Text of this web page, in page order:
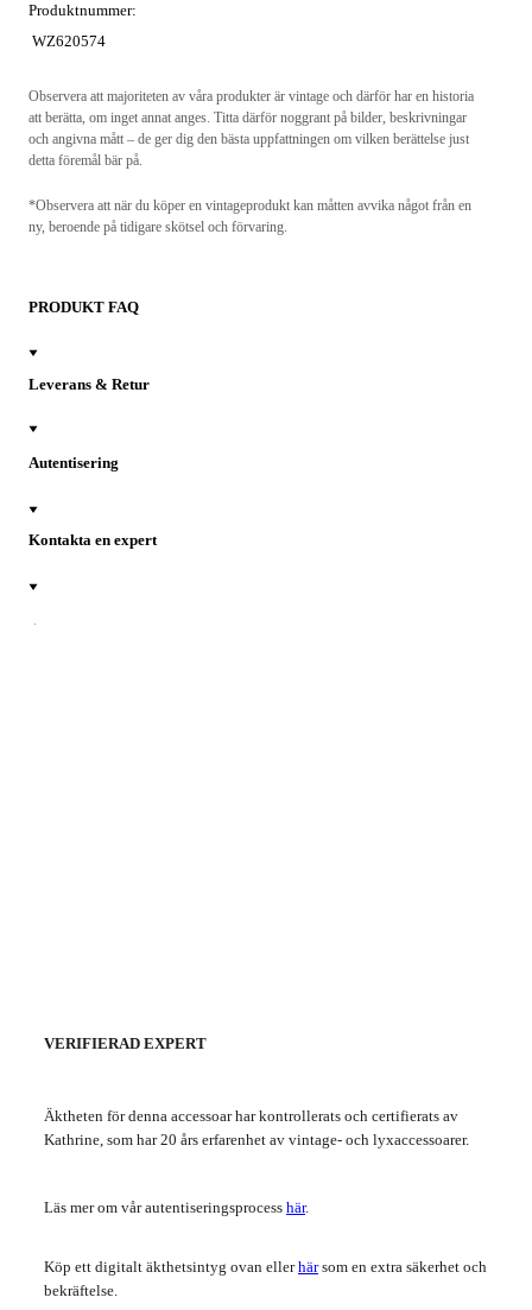
Produktnummer:
WZ620574
Observera att majoriteten av våra produkter är vintage och därför har en historia
att berätta, om inget annat anges. Titta därför noggrant på bilder, beskrivningar
och angivna mått – de ger dig den bästa uppfattningen om vilken berättelse just
detta föremål bär på.
*Observera att när du köper en vintageprodukt kan måtten avvika något från en
ny, beroende på tidigare skötsel och förvaring.
PRODUKT FAQ
Leverans & Retur
Autentisering
Kontakta en expert
VERIFIERAD EXPERT
Äktheten för denna accessoar har kontrollerats och certifierats av
Kathrine, som har 20 års erfarenhet av vintage- och lyxaccessoarer.
Läs mer om vår autentiseringsprocess här.
Köp ett digitalt äkthetsintyg ovan ellerhärsom en extra säkerhet och
bekräftelse.